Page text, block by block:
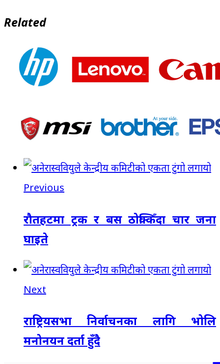
Related
Previous
रौतहटमा ट्रक र बस ठोक्किँदा चार जना
घाइते
Next
राष्ट्रियसभा निर्वाचनका लागि भोलि
मनोनयन दर्ता हुँदै